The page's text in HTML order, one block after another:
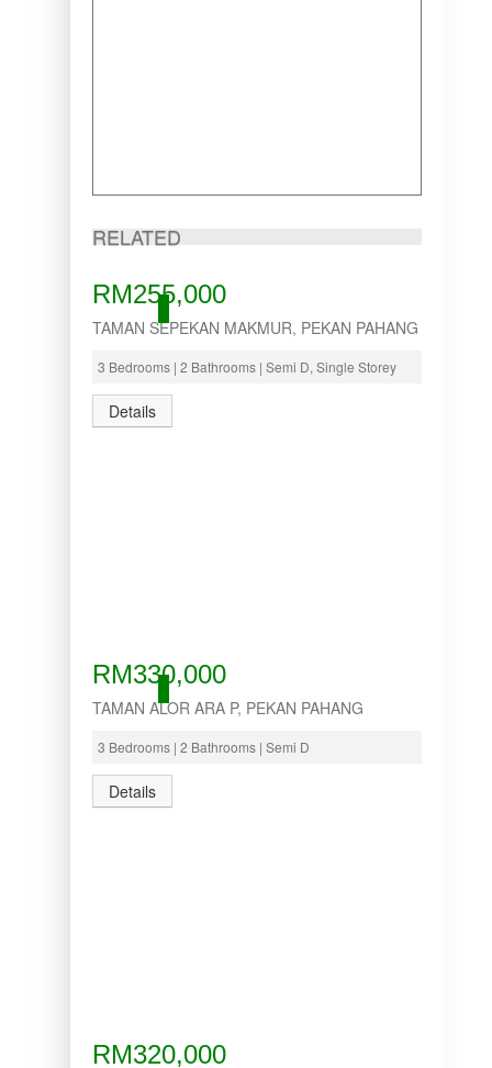
RELATED
ACTIVE
RM255,000
TAMAN SEPEKAN MAKMUR, PEKAN PAHANG
3 Bedrooms | 2 Bathrooms | Semi D, Single Storey
Details
ACTIVE
RM330,000
TAMAN ALOR ARA P, PEKAN PAHANG
3 Bedrooms | 2 Bathrooms | Semi D
Details
RM320,000